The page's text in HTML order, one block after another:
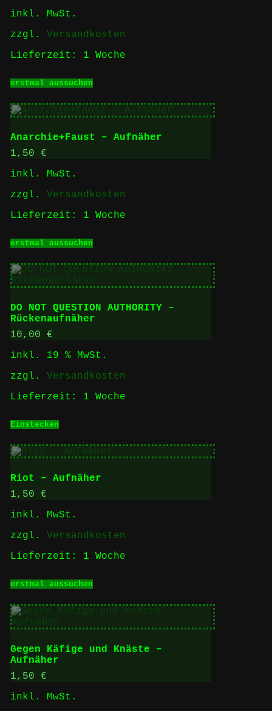
Produktseite
werden
inkl. MwSt.
zzgl. Versandkosten
Lieferzeit: 1 Woche
erstmal aussuchenProdukt
mehrere
Varianten
Die
Produktseite
werden
Anarchie+Faust – Aufnäher
1,50 €
inkl. MwSt.
zzgl. Versandkosten
Lieferzeit: 1 Woche
erstmal aussuchenProdukt
mehrere
Varianten
auf.
Die
Optionen
können
Produktseite
werden
DO NOT QUESTION AUTHORITY –
Rückenaufnäher
10,00 €
inkl. 19 % MwSt.
zzgl. Versandkosten
Lieferzeit: 1 Woche
Einstecken
Riot – Aufnäher
1,50 €
inkl. MwSt.
zzgl. Versandkosten
Lieferzeit: 1 Woche
erstmal aussuchenProdukt
mehrere
auf.
Die
Optionen
Gegen Käfige und Knäste –
Aufnäher
1,50 €
inkl. MwSt.